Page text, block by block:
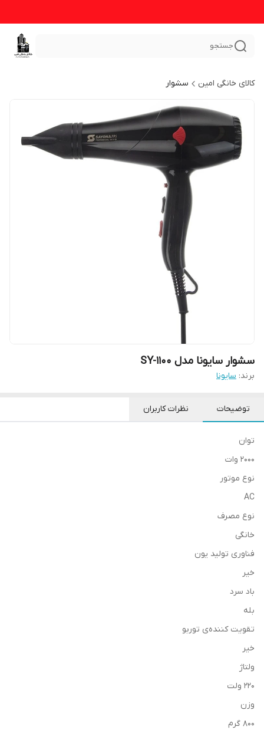
جستجو
کالای خانگی امین سشوار
سشوار سایونا مدل SY-1100
برند: سایونا
توضیحات نظرات کاربران
توان
2000 وات
نوع موتور
AC
نوع مصرف
خانگی
فناوری تولید یون
خیر
باد سرد
بله
تقویت کننده‌ی توربو
خیر
ولتاژ
220 ولت
وزن
800 گرم